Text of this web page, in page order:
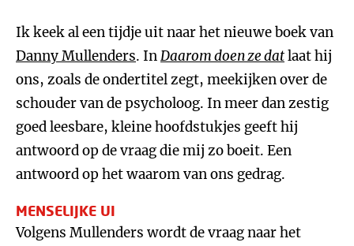
Ik keek al een tijdje uit naar het nieuwe boek van
Danny Mullenders. InDaarom doen ze datlaat hij
ons, zoals de ondertitel zegt, meekijken over de
schouder van de psycholoog. In meer dan zestig
goed leesbare, kleine hoofdstukjes geeft hij
antwoord op de vraag die mij zo boeit. Een
antwoord op het waarom van ons gedrag.
MENSELIJKE UI
Volgens Mullenders wordt de vraag naar het